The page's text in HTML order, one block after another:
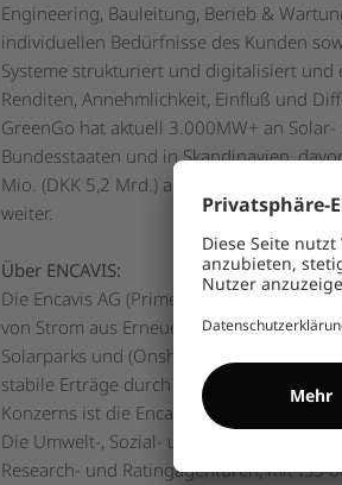
Engineering, Bauleitung, Berieb &
individuellen Bedürfnisse des Kunden
Systeme strukturiert und digitalisiert
Renditen, Annehmlichkeit, Einfluß und
GreenGo hat aktuell 3.000MW+ an
Bundesstaaten und in Skandinavien,
Mio. (DKK 5,2 Mrd.) an kompletter
weiter.
Über ENCAVIS:
Die Encavis AG (Prime Standard; ISIN:
von Strom aus Erneuerbaren Energien.
Solarparks und (Onshore-)Windparks in
stabile Erträge durch garantierte
Konzerns ist die Encavis Asset
Die Umwelt-, Sozial- und Governance-
Research- und Ratingagenturen, mit ISS-